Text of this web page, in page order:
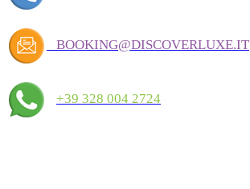
BOOKING@DISCOVERLUXE.IT
+39 328 004 2724